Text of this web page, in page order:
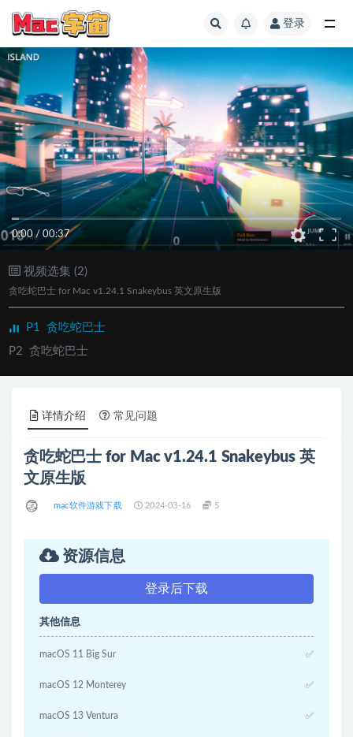
登录
0:00/ 00:37
视频选集 (2)
贪吃蛇巴士 for Mac v1.24.1 Snakeybus 英文原生版
P1 贪吃蛇巴士
P2 贪吃蛇巴士
详情介绍 常见问题
贪吃蛇巴士 for Mac v1.24.1 Snakeybus 英
文原生版
mac软件游戏下载 2024-03-16 5
资源信息
登录后下载
其他信息
macOS 11 Big Sur ✅
macOS 12 Monterey ✅
macOS 13 Ventura ✅